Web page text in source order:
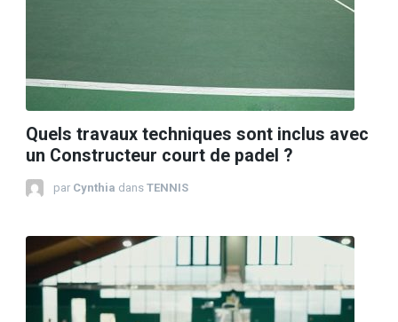
Quels travaux techniques sont inclus avec
un Constructeur court de padel ?
par Cynthia dans TENNIS